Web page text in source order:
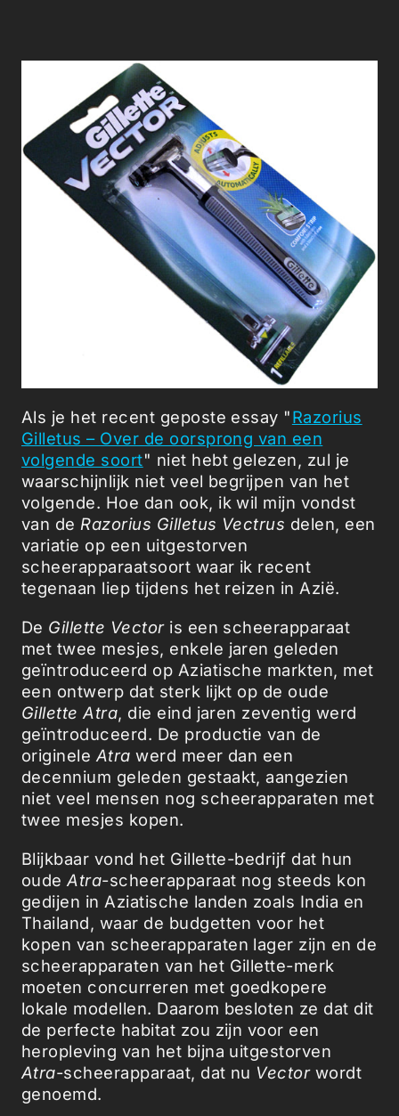
Als je het recent geposte essay "Razorius
Gilletus – Over de oorsprong van een
volgende soort" niet hebt gelezen, zul je
waarschijnlijk niet veel begrijpen van het
volgende. Hoe dan ook, ik wil mijn vondst
van de Razorius Gilletus Vectrus delen, een
variatie op een uitgestorven
scheerapparaatsoort waar ik recent
tegenaan liep tijdens het reizen in Azië.
De Gillette Vectoris een scheerapparaat
met twee mesjes, enkele jaren geleden
geïntroduceerd op Aziatische markten, met
een ontwerp dat sterk lijkt op de oude
Gillette Atra, die eind jaren zeventig werd
geïntroduceerd. De productie van de
originele Atra werd meer dan een
decennium geleden gestaakt, aangezien
niet veel mensen nog scheerapparaten met
twee mesjes kopen.
Blijkbaar vond het Gillette-bedrijf dat hun
oudeAtra-scheerapparaat nog steeds kon
gedijen in Aziatische landen zoals India en
Thailand, waar de budgetten voor het
kopen van scheerapparaten lager zijn en de
scheerapparaten van het Gillette-merk
moeten concurreren met goedkopere
lokale modellen. Daarom besloten ze dat dit
de perfecte habitat zou zijn voor een
heropleving van het bijna uitgestorven
Atra-scheerapparaat, dat nu Vectorwordt
genoemd.